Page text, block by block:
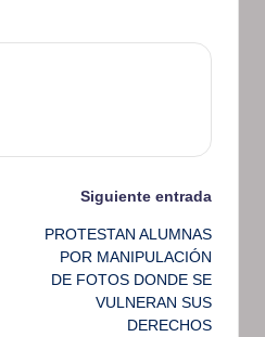
Siguiente entrada
PROTESTAN ALUMNAS
POR MANIPULACIÓN
DE FOTOS DONDE SE
VULNERAN SUS
DERECHOS